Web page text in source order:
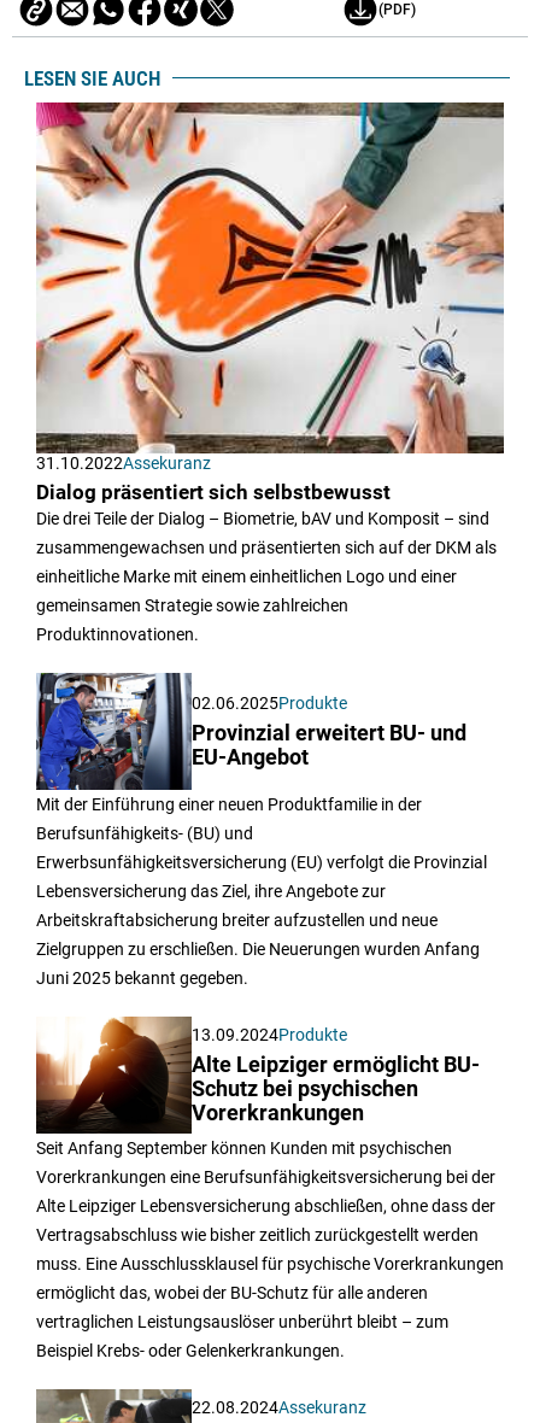
(PDF)
LESEN SIE AUCH
31.10.2022Assekuranz
Dialog präsentiert sich selbstbewusst
Die drei Teile der Dialog – Biometrie, bAV und Komposit – sind
zusammengewachsen und präsentierten sich auf der DKM als
einheitliche Marke mit einem einheitlichen Logo und einer
gemeinsamen Strategie sowie zahlreichen
Produktinnovationen.
02.06.2025Produkte
Provinzial erweitert BU- und
EU-Angebot
Mit der Einführung einer neuen Produktfamilie in der
Berufsunfähigkeits- (BU) und
Erwerbsunfähigkeitsversicherung (EU) verfolgt die Provinzial
Lebensversicherung das Ziel, ihre Angebote zur
Arbeitskraftabsicherung breiter aufzustellen und neue
Zielgruppen zu erschließen. Die Neuerungen wurden Anfang
Juni 2025 bekannt gegeben.
13.09.2024Produkte
Alte Leipziger ermöglicht BU-
Schutz bei psychischen
Vorerkrankungen
Seit Anfang September können Kunden mit psychischen
Vorerkrankungen eine Berufsunfähigkeitsversicherung bei der
Alte Leipziger Lebensversicherung abschließen, ohne dass der
Vertragsabschluss wie bisher zeitlich zurückgestellt werden
muss. Eine Ausschlussklausel für psychische Vorerkrankungen
ermöglicht das, wobei der BU-Schutz für alle anderen
vertraglichen Leistungsauslöser unberührt bleibt – zum
Beispiel Krebs- oder Gelenkerkrankungen.
22.08.2024Assekuranz